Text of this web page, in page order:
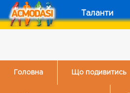
Таланти
Головна Що подивитись